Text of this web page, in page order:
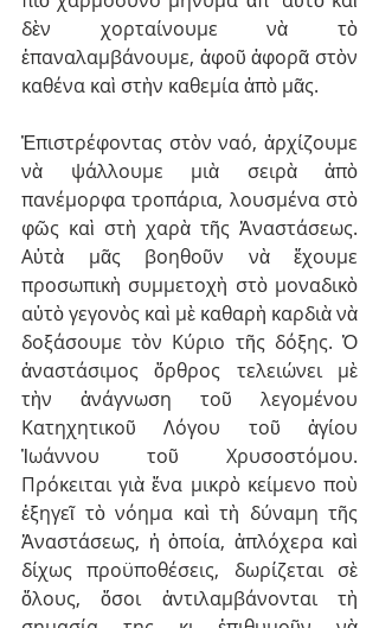
δὲν χορταίνουμε νὰ τὸ
ἐπαναλαμβάνουμε, ἀφοῦ ἀφορᾶ στὸν
καθένα καὶ στὴν καθεμία ἀπὸ μᾶς.
Ἐπιστρέφοντας στὸν ναό, ἀρχίζουμε
νὰ ψάλλουμε μιὰ σειρὰ ἀπὸ
πανέμορφα τροπάρια, λουσμένα στὸ
φῶς καὶ στὴ χαρὰ τῆς Ἀναστάσεως.
Αὐτὰ μᾶς βοηθοῦν νὰ ἔχουμε
προσωπικὴ συμμετοχὴ στὸ μοναδικὸ
αὐτὸ γεγονὸς καὶ μὲ καθαρὴ καρδιὰ νὰ
δοξάσουμε τὸν Κύριο τῆς δόξης. Ὁ
ἀναστάσιμος ὄρθρος τελειώνει μὲ
τὴν ἀνάγνωση τοῦ λεγομένου
Κατηχητικοῦ Λόγου τοῦ ἁγίου
Ἰωάννου τοῦ Χρυσοστόμου.
Πρόκειται γιὰ ἕνα μικρὸ κείμενο ποὺ
ἐξηγεῖ τὸ νόημα καὶ τὴ δύναμη τῆς
Ἀναστάσεως, ἡ ὁποία, ἁπλόχερα καὶ
δίχως προϋποθέσεις, δωρίζεται σὲ
ὅλους, ὅσοι ἀντιλαμβάνονται τὴ